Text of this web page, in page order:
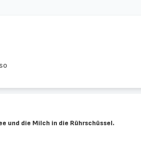
und die Milch in die Rührschüssel.